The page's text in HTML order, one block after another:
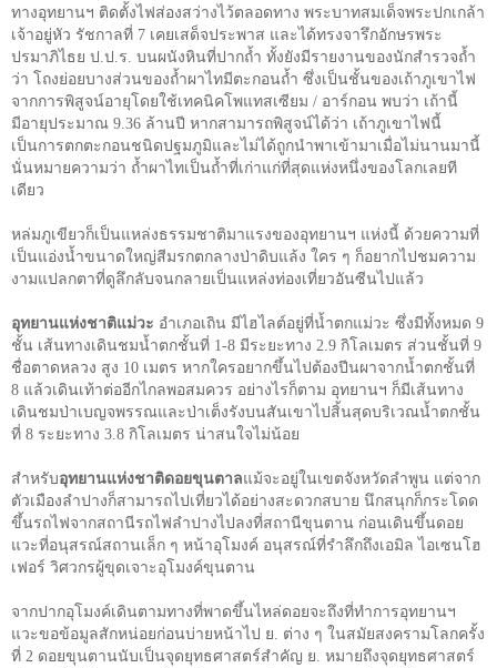
ทางอุทยานฯ ติดตั้งไฟส่องสว่างไว้ตลอดทาง พระบาทสมเด็จพระปกเกล้า
เจ้าอยู่หัว รัชกาลที่ 7 เคยเสด็จประพาส และได้ทรงจารึกอักษรพระ
ปรมาภิไธย ป.ป.ร. บนผนังหินที่ปากถ้ำ ทั้งยังมีรายงานของนักสำรวจถ้ำ
ว่า โถงย่อยบางส่วนของถ้ำผาไทมีตะกอนถ้ำ ซึ่งเป็นชั้นของเถ้าภูเขาไฟ
จากการพิสูจน์อายุโดยใช้เทคนิคโพแทสเซียม / อาร์กอน พบว่า เถ้านี้
มีอายุประมาณ 9.36 ล้านปี หากสามารถพิสูจน์ได้ว่า เถ้าภูเขาไฟนี้
เป็นการตกตะกอนชนิดปฐมภูมิและไม่ได้ถูกนำพาเข้ามาเมื่อไม่นานมานี้
นั่นหมายความว่า ถ้ำผาไทเป็นถ้ำที่เก่าแก่ที่สุดแห่งหนึ่งของโลกเลยที
เดียว
หล่มภูเขียวก็เป็นแหล่งธรรมชาติมาแรงของอุทยานฯ แห่งนี้ ด้วยความที่
เป็นแอ่งน้ำขนาดใหญ่สีมรกตกลางป่าดิบแล้ง ใคร ๆ ก็อยากไปชมความ
งามแปลกตาที่ดูลึกลับจนกลายเป็นแหล่งท่องเที่ยวอันซีนไปแล้ว
อุทยานแห่งชาติแม่วะ อำเภอเถิน มีไฮไลต์อยู่ที่น้ำตกแม่วะ ซึ่งมีทั้งหมด 9
ชั้น เส้นทางเดินชมน้ำตกชั้นที่ 1-8 มีระยะทาง 2.9 กิโลเมตร ส่วนชั้นที่ 9
ชื่อตาดหลวง สูง 10 เมตร หากใครอยากขึ้นไปต้องปีนผาจากน้ำตกชั้นที่
8 แล้วเดินเท้าต่ออีกไกลพอสมควร อย่างไรก็ตาม อุทยานฯ ก็มีเส้นทาง
เดินชมป่าเบญจพรรณและป่าเต็งรังบนสันเขาไปสิ้นสุดบริเวณน้ำตกชั้น
ที่ 8 ระยะทาง 3.8 กิโลเมตร น่าสนใจไม่น้อย
สำหรับอุทยานแห่งชาติดอยขุนตาลแม้จะอยู่ในเขตจังหวัดลำพูน แต่จาก
ตัวเมืองลำปางก็สามารถไปเที่ยวได้อย่างสะดวกสบาย นึกสนุกก็กระโดด
ขึ้นรถไฟจากสถานีรถไฟลำปางไปลงที่สถานีขุนตาน ก่อนเดินขึ้นดอย
แวะที่อนุสรณ์สถานเล็ก ๆ หน้าอุโมงค์ อนุสรณ์ที่รำลึกถึงเอมิล ไอเซนโฮ
เฟอร์ วิศวกรผู้ขุดเจาะอุโมงค์ขุนตาน
จากปากอุโมงค์เดินตามทางที่พาดขึ้นไหล่ดอยจะถึงที่ทำการอุทยานฯ
แวะขอข้อมูลสักหน่อยก่อนบ่ายหน้าไป ย. ต่าง ๆ ในสมัยสงครามโลกครั้ง
ที่ 2 ดอยขุนตานนับเป็นจุดยุทธศาสตร์สำคัญ ย. หมายถึงจุดยุทธศาสตร์